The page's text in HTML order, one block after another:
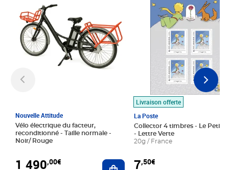
Nouvelle Attitude
Vélo électrique du facteur,
reconditionné - Taille normale -
Noir/ Rouge
1 490,00€ Ajouter au panier
Livraison offerte
La Poste
Collector 4 timbres - Le Petit
- Lettre Verte
20g / France
7,50€